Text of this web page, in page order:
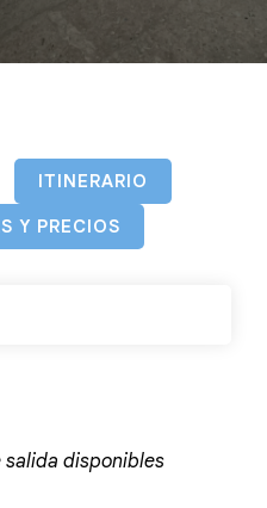
ITINERARIO
Y PRECIOS
salida disponibles